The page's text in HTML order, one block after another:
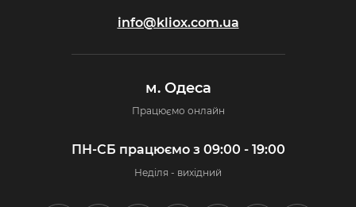
info@kliox.com.ua
м. Одеса
Працюємо онлайн
ПН-СБ працюємо з 09:00 - 19:00
Неділя - вихідний